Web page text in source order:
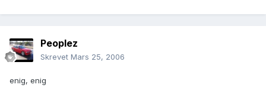
Peoplez
Skrevet Mars 25, 2006
enig, enig